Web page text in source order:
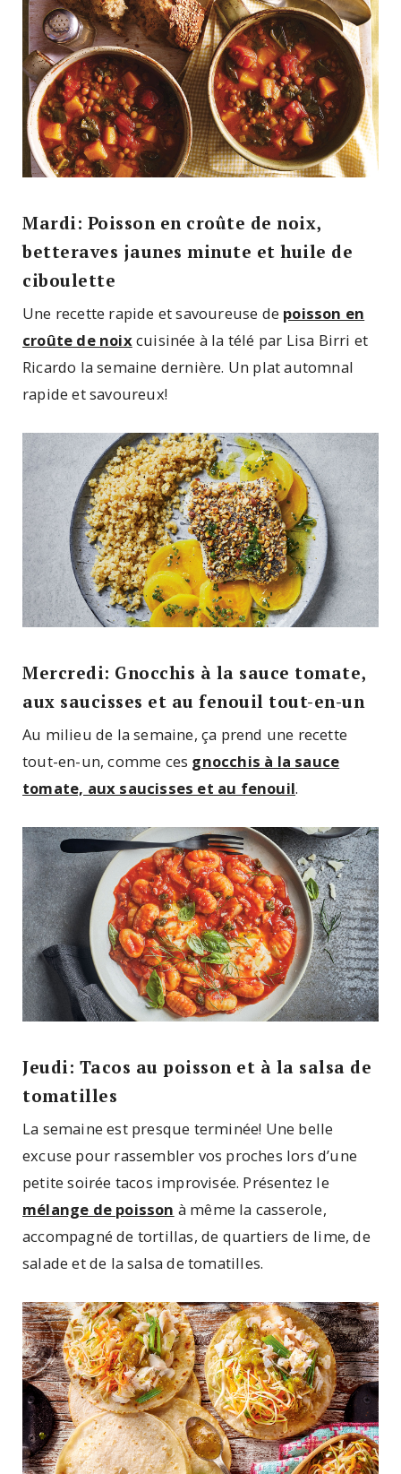
Mardi: Poisson en croûte de noix,
betteraves jaunes minute et huile de
ciboulette
Une recette rapide et savoureuse de poisson en
croûte de noix cuisinée à la télé par Lisa Birri et
Ricardo la semaine dernière. Un plat automnal
rapide et savoureux!
Mercredi: Gnocchis à la sauce tomate,
aux saucisses et au fenouil tout-en-un
Au milieu de la semaine, ça prend une recette
tout-en-un, comme ces gnocchis à la sauce
tomate, aux saucisses et au fenouil.
Jeudi: Tacos au poisson et à la salsa de
tomatilles
La semaine est presque terminée! Une belle
excuse pour rassembler vos proches lors d’une
petite soirée tacos improvisée. Présentez le
mélange de poisson à même la casserole,
accompagné de tortillas, de quartiers de lime, de
salade et de la salsa de tomatilles.